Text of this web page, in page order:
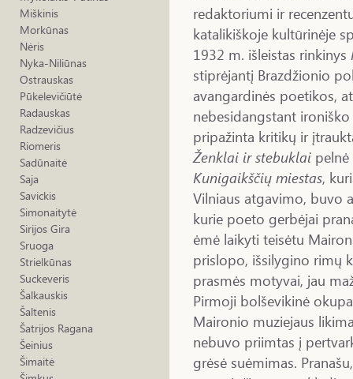
Miškinis
Morkūnas
Nėris
Nyka-Niliūnas
Ostrauskas
Pūkelevičiūtė
Radauskas
Radzevičius
Riomeris
Sadūnaitė
Saja
Savickis
Simonaitytė
Sirijos Gira
Sruoga
Strielkūnas
Suckeveris
Šalkauskis
Šaltenis
Šatrijos Ragana
Šeinius
Šimaitė
redaktoriumi ir
katalikiškoje kultūrinėje
1932 m. išleistas rinkinys
stiprėjantį Brazdžionio
avangardinės poetikos,
nebesidangstant
pripažinta kritikų ir
Ženklai ir stebuklai
Kunigaikščių miestas,
Vilniaus atgavimo, buvo
kurie poeto gerbėjai
ėmė laikyti teisėtu
prislopo, išsilygino rimų
prasmės motyvai, jau
Pirmoji bolševikinė
Maironio muziejaus
nebuvo priimtas į
grėsė suėmimas.